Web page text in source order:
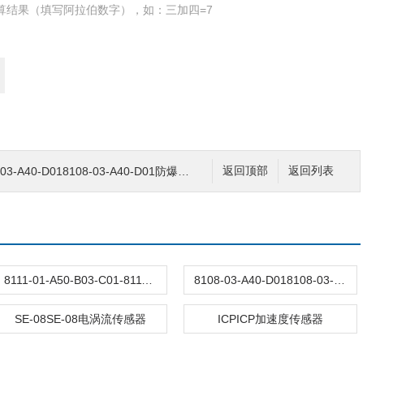
结果（填写阿拉伯数字），如：三加四=7
返回列表
返回顶部
A40-D018108-03-A40-D01防爆电涡流传感器
SE-08SE-08电涡流传感器 ICPICP加速度传感器